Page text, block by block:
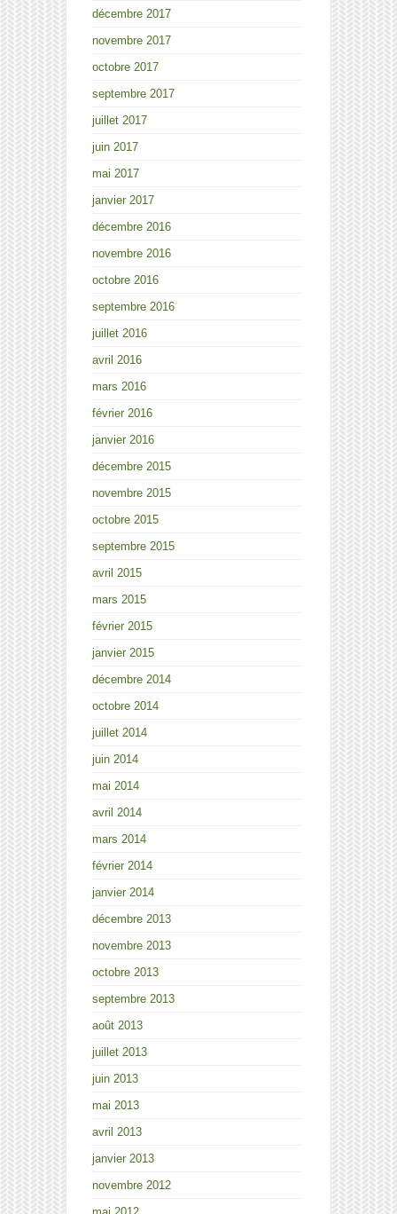
décembre 2017
novembre 2017
octobre 2017
septembre 2017
juillet 2017
juin 2017
mai 2017
janvier 2017
décembre 2016
novembre 2016
octobre 2016
septembre 2016
juillet 2016
avril 2016
mars 2016
février 2016
janvier 2016
décembre 2015
novembre 2015
octobre 2015
septembre 2015
avril 2015
mars 2015
février 2015
janvier 2015
décembre 2014
octobre 2014
juillet 2014
juin 2014
mai 2014
avril 2014
mars 2014
février 2014
janvier 2014
décembre 2013
novembre 2013
octobre 2013
septembre 2013
août 2013
juillet 2013
juin 2013
mai 2013
avril 2013
janvier 2013
novembre 2012